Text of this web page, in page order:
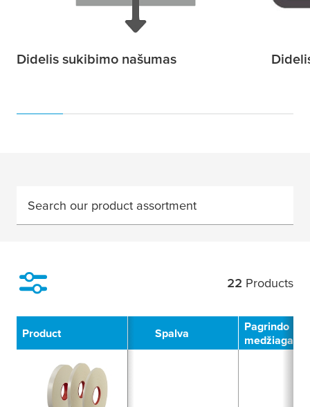
Didelis sukibimo našumas
Search our product assortment
22 Products
Product Spalva
Pagrindo
medžiaga